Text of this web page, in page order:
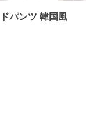
パンツ 韓国風